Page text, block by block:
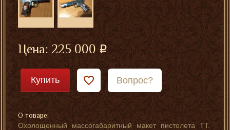
Цена:225 000
Купить Вопрос?
О товаре:
Охолощенный массогабаритный макет пистолета ТТ.